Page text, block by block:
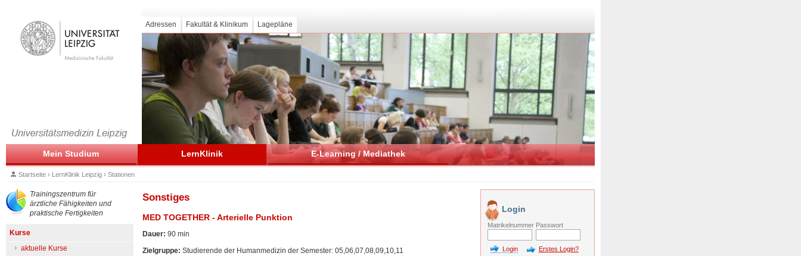
Adressen Fakultät & Klinikum Lagepläne
Mein Studium LernKlinik E-Learning / Mediathek
Startseite› LernKlinik Leipzig› Stationen
Trainingszentrum für
ärztliche Fähigkeiten und
praktische Fertigkeiten
Kurse
aktuelle Kurse
Sonstiges
MED TOGETHER - Arterielle Punktion
Dauer: 90 min
Zielgruppe: Studierende der Humanmedizin der Semester: 05,06,07,08,09,10,11
Login
Matrikelnummer Passwort
Erstes Login?